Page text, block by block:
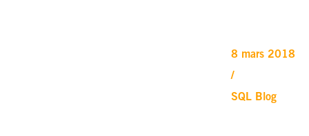
8 mars 2018
/
SQL Blog